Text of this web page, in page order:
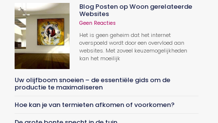
Blog Posten op Woon gerelateerde
Websites
Geen Reacties
Het is geen geheim dat het internet
overspoeld wordt door een overvloed aan
websites. Met zoveel keuzemogelijkheden
kan het moeilijk
Uw olijfboom snoeien – de essentiële gids om de
productie te maximaliseren
Hoe kan je van termieten afkomen of voorkomen?